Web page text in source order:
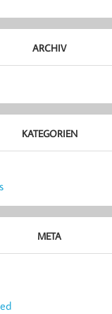
ARCHIV
KATEGORIEN
META